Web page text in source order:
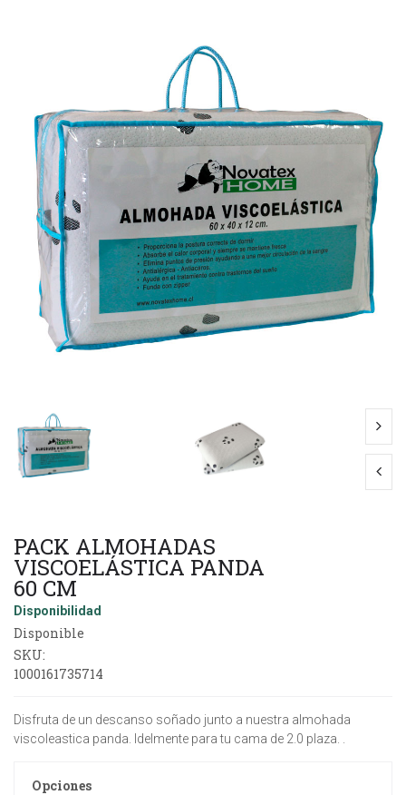
PACK ALMOHADAS
VISCOELÁSTICA PANDA
60 CM
Disponibilidad
Disponible
SKU:
1000161735714
Disfruta de un descanso soñado junto a nuestra almohada
viscoleastica panda. Idelmente para tu cama de 2.0 plaza. .
Opciones